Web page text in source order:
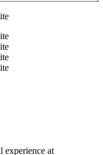
experience at